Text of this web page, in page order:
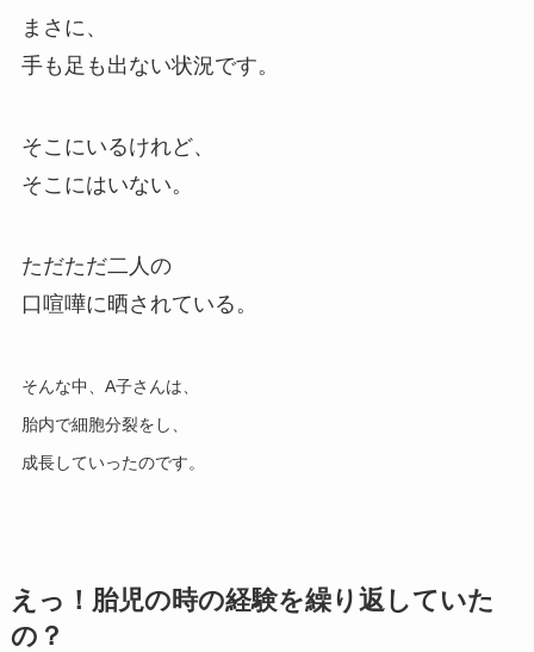
まさに、
手も足も出ない状況です。
そこにいるけれど、
そこにはいない。
ただただ二人の
口喧嘩に晒されている。
そんな中、A子さんは、
胎内で細胞分裂をし、
成長していったのです。
えっ！胎児の時の経験を繰り返していた
の？